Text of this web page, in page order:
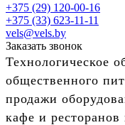
+375 (29) 120-00-16
+375 (33) 623-11-11
vels@vels.by
Заказать звонок
Технологическое
общественного
продажи
кафе и